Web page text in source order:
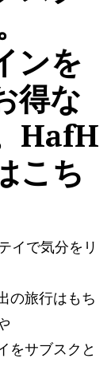
ンを
得な
HafH
こち
イで気分をリ
の旅行はもち
をサブスクと